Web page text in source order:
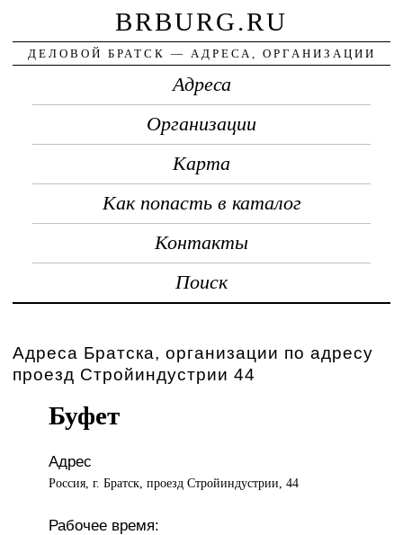
BRBURG.RU
ДЕЛОВОЙ БРАТСК — АДРЕСА, ОРГАНИЗАЦИИ
Адреса
Организации
Карта
Как попасть в каталог
Контакты
Поиск
Адреса Братска, организации по адресу
проезд Стройиндустрии 44
Буфет
Адрес
Россия, г. Братск, проезд Стройиндустрии, 44
Рабочее время: